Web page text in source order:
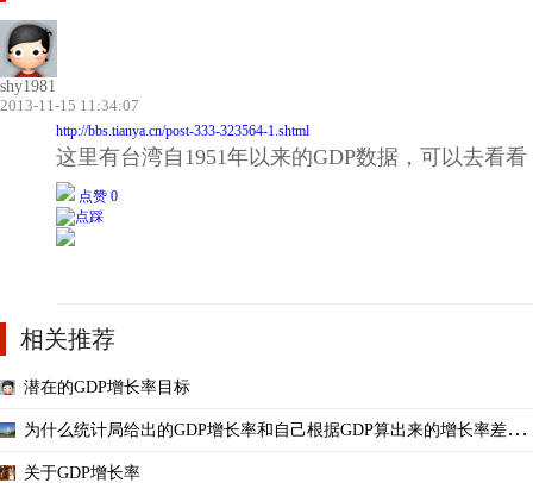
shy1981
2013-11-15 11:34:07
http://bbs.tianya.cn/post-333-323564-1.shtml
这里有台湾自1951年以来的GDP数据，可以去看看
点赞 0
相关推荐
潜在的GDP增长率目标
为什么统计局给出的GDP增长率和自己根据GDP算出来的增长率差别
关于GDP增长率